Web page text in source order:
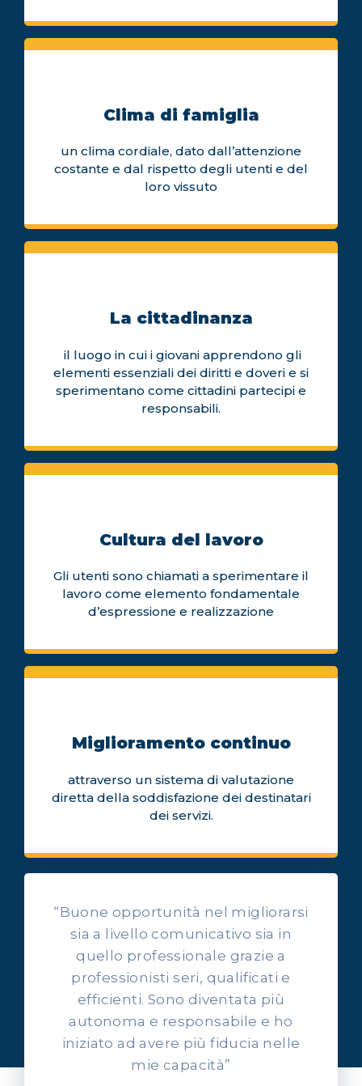
Clima di famiglia
un clima cordiale, dato dall’attenzione
costante e dal rispetto degli utenti e del
loro vissuto
La cittadinanza
il luogo in cui i giovani apprendono gli
elementi essenziali dei diritti e doveri e si
sperimentano come cittadini partecipi e
responsabili.
Cultura del lavoro
Gli utenti sono chiamati a sperimentare il
lavoro come elemento fondamentale
d’espressione e realizzazione
Miglioramento continuo
attraverso un sistema di valutazione
diretta della soddisfazione dei destinatari
dei servizi.
OPINIONI DEI NOSTRI ALLIEVI
Ascolta l'esperienza dei
nostri allievi
“Buone opportunità nel migliorarsi
sia a livello comunicativo sia in
quello professionale grazie a
professionisti seri, qualificati e
efficienti. Sono diventata più
autonoma e responsabile e ho
iniziato ad avere più fiducia nelle
mie capacità”